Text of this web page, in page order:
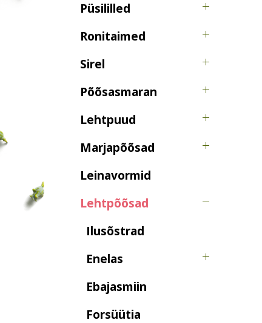
Püsililled
Ronitaimed
Sirel
Põõsasmaran
Lehtpuud
Marjapõõsad
Leinavormid
Lehtpõõsad
Ilusõstrad
Enelas
Ebajasmiin
Forsüütia